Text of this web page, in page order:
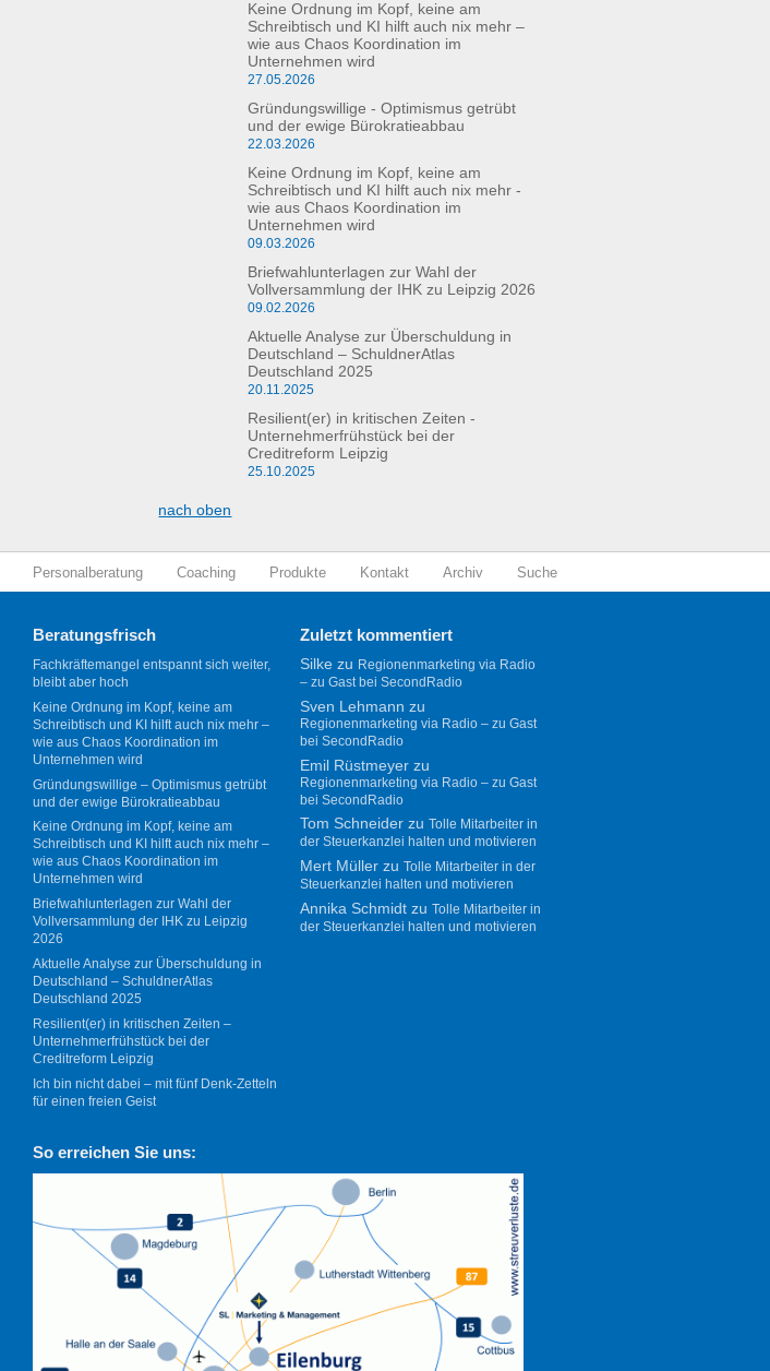
Keine Ordnung im Kopf, keine am
Schreibtisch und KI hilft auch nix mehr –
wie aus Chaos Koordination im
Unternehmen wird
27.05.2026
Gründungswillige - Optimismus getrübt
und der ewige Bürokratieabbau
22.03.2026
Keine Ordnung im Kopf, keine am
Schreibtisch und KI hilft auch nix mehr -
wie aus Chaos Koordination im
Unternehmen wird
09.03.2026
Briefwahlunterlagen zur Wahl der
Vollversammlung der IHK zu Leipzig 2026
09.02.2026
Aktuelle Analyse zur Überschuldung in
Deutschland – SchuldnerAtlas
Deutschland 2025
20.11.2025
Resilient(er) in kritischen Zeiten -
Unternehmerfrühstück bei der
Creditreform Leipzig
25.10.2025
nach oben
Personalberatung Coaching Produkte Kontakt Archiv Suche
Beratungsfrisch
Fachkräftemangel entspannt sich weiter,
bleibt aber hoch
Keine Ordnung im Kopf, keine am
Schreibtisch und KI hilft auch nix mehr –
wie aus Chaos Koordination im
Unternehmen wird
Gründungswillige – Optimismus getrübt
und der ewige Bürokratieabbau
Keine Ordnung im Kopf, keine am
Schreibtisch und KI hilft auch nix mehr –
wie aus Chaos Koordination im
Unternehmen wird
Briefwahlunterlagen zur Wahl der
Vollversammlung der IHK zu Leipzig
2026
Aktuelle Analyse zur Überschuldung in
Deutschland – SchuldnerAtlas
Deutschland 2025
Resilient(er) in kritischen Zeiten –
Unternehmerfrühstück bei der
Creditreform Leipzig
Ich bin nicht dabei – mit fünf Denk-Zetteln
für einen freien Geist
Zuletzt kommentiert
Silkezu Regionenmarketing via Radio
– zu Gast bei SecondRadio
Sven Lehmann zu
Regionenmarketing via Radio – zu Gast
bei SecondRadio
Emil Rüstmeyerzu
Regionenmarketing via Radio – zu Gast
bei SecondRadio
Tom Schneiderzu Tolle Mitarbeiter in
der Steuerkanzlei halten und motivieren
Mert Müllerzu Tolle Mitarbeiter in der
Steuerkanzlei halten und motivieren
Annika Schmidtzu Tolle Mitarbeiter in
der Steuerkanzlei halten und motivieren
So erreichen Sie uns: